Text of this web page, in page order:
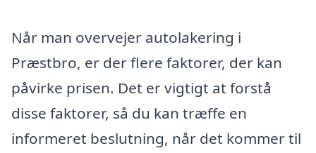
Når man overvejer autolakering i
Præstbro, er der flere faktorer, der kan
påvirke prisen. Det er vigtigt at forstå
disse faktorer, så du kan træffe en
informeret beslutning, når det kommer til